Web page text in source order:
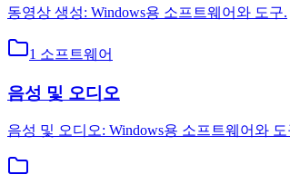
동영상 생성: Windows용 소프트웨어와 도구.
1 소프트웨어
음성 및 오디오
음성 및 오디오: Windows용 소프트웨어와 도